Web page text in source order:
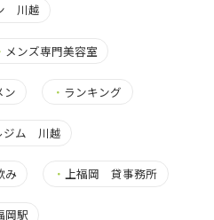
川越
メンズ専門美容室
ン ・ ランキング
ジム 川越
み ・上福岡 貸事務所
岡駅